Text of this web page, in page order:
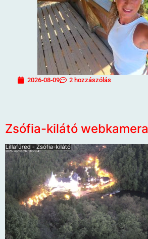
2026-08-09 2 hozzászólás
Zsófia-kilátó webkamera